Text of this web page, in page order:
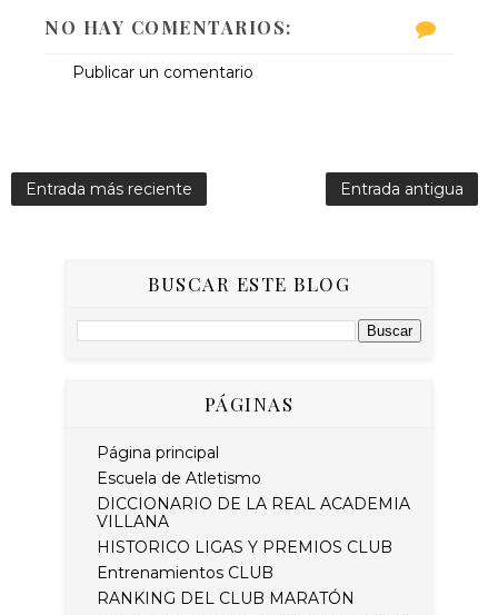
NO HAY COMENTARIOS:
Publicar un comentario
Entrada más reciente Entrada antigua
BUSCAR ESTE BLOG
PÁGINAS
Página principal
Escuela de Atletismo
DICCIONARIO DE LA REAL ACADEMIA
VILLANA
HISTORICO LIGAS Y PREMIOS CLUB
Entrenamientos CLUB
RANKING DEL CLUB MARATÓN